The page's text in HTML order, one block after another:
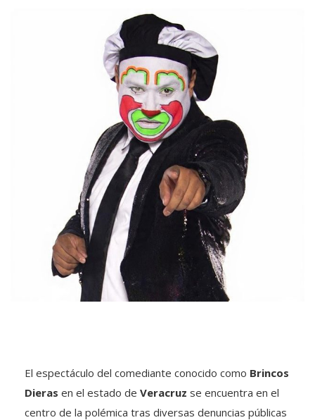
El espectáculo del comediante conocido como Brincos
Dieras en el estado de Veracruz se encuentra en el
centro de la polémica tras diversas denuncias públicas